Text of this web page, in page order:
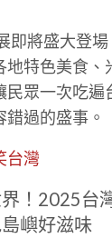
即將盛大登
地特色美食、
民眾一次吃遍
過的盛事。
台灣
！2025台
嶼好滋味